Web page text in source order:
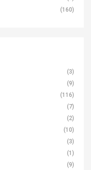
(160)
(3)
(9)
(116)
(7)
(2)
(10)
(3)
(1)
(9)